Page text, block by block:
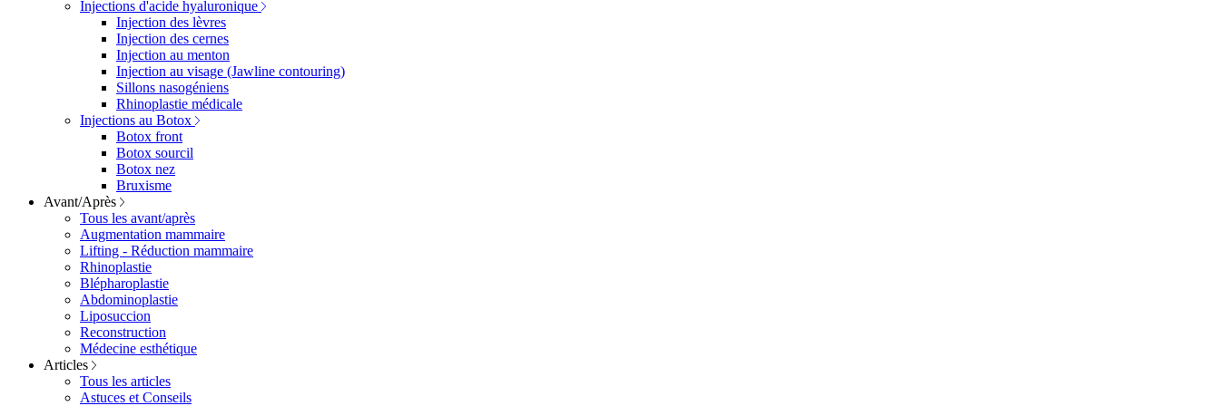
Injections d'acide hyaluronique
Injection des lèvres
Injection des cernes
Injection au menton
Injection au visage (Jawline contouring)
Sillons nasogéniens
Rhinoplastie médicale
Injections au Botox
Botox front
Botox sourcil
Botox nez
Bruxisme
Avant/Après
Tous les avant/après
Augmentation mammaire
Lifting - Réduction mammaire
Rhinoplastie
Blépharoplastie
Abdominoplastie
Liposuccion
Reconstruction
Médecine esthétique
Articles
Tous les articles
Astuces et Conseils